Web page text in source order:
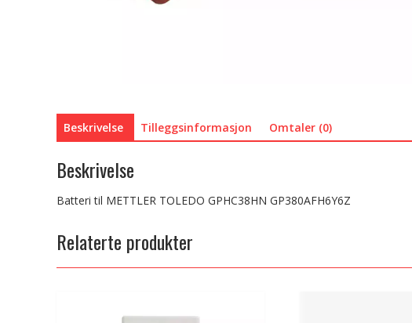
Beskrivelse Tilleggsinformasjon Omtaler (0)
Beskrivelse
Batteri til METTLER TOLEDO GPHC38HN GP380AFH6Y6Z
Relaterte produkter